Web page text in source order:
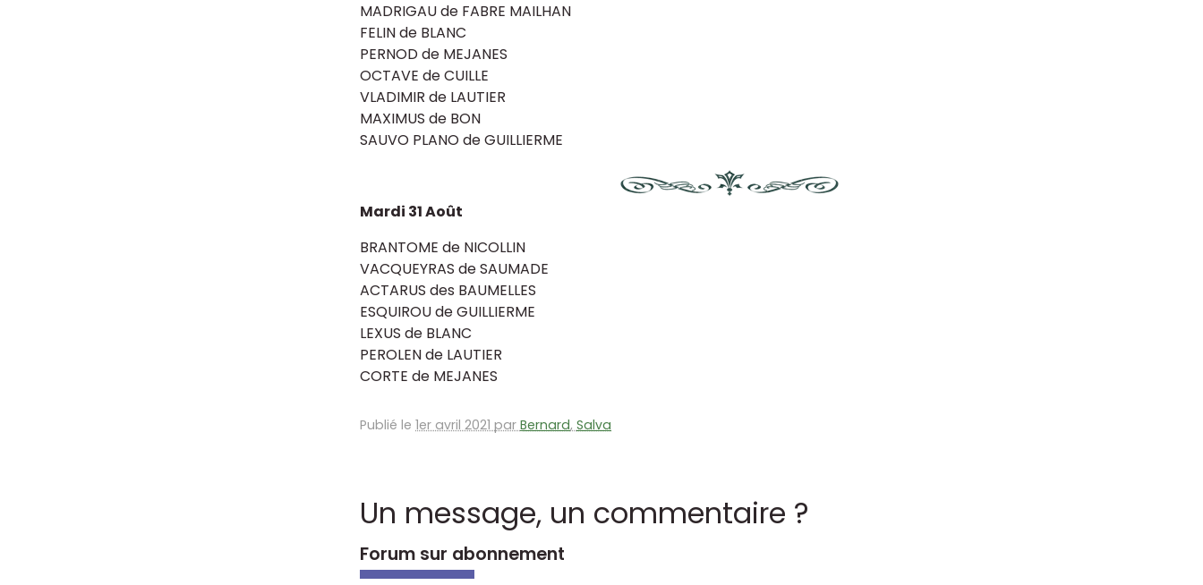
MADRIGAU de FABRE MAILHAN
FELIN de BLANC
PERNOD de MEJANES
OCTAVE de CUILLE
VLADIMIR de LAUTIER
MAXIMUS de BON
SAUVO PLANO de GUILLIERME
Mardi 31 Août
BRANTOME de NICOLLIN
VACQUEYRAS de SAUMADE
ACTARUS des BAUMELLES
ESQUIROU de GUILLIERME
LEXUS de BLANC
PEROLEN de LAUTIER
CORTE de MEJANES
Publié le 1er avril 2021 par Bernard, Salva
Un message, un commentaire ?
Forum sur abonnement